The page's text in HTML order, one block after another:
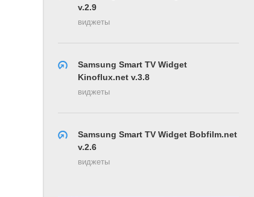
v.2.9
виджеты
Samsung Smart TV Widget
Kinoflux.net v.3.8
виджеты
Samsung Smart TV Widget Bobfilm.net
v.2.6
виджеты